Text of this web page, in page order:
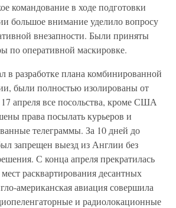
командование в ходе подготовки
большое внимание уделило вопросу
внезапности. Были приняты
по оперативной маскировке.
в разработке плана комбинированной
были полностью изолированы от
апреля все посольства, кроме США
права посылать курьеров и
телеграммы. За 10 дней до
запрещен выезд из Англии без
С конца апреля прекратилась
расквартирования десантных
американская авиация совершила
и радиолокационные